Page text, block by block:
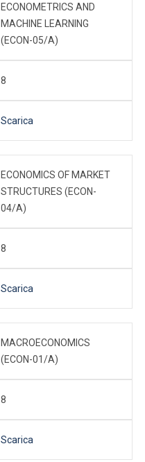
ECONOMETRICS AND
MACHINE LEARNING
(ECON-05/A)
8
Scarica
ECONOMICS OF MARKET
STRUCTURES (ECON-
04/A)
8
Scarica
MACROECONOMICS
(ECON-01/A)
8
Scarica